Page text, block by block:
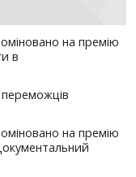
на премію
в
на премію